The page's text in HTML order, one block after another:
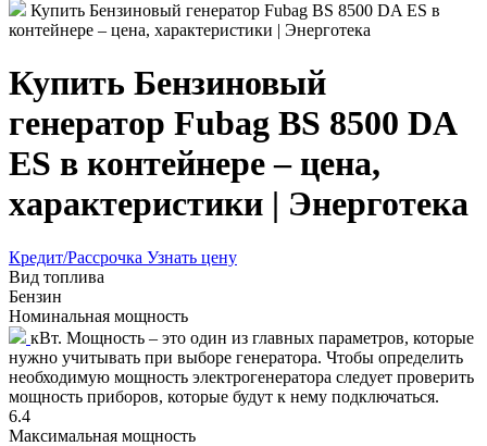
Купить Бензиновый генератор Fubag BS 8500 DA ES в
контейнере – цена, характеристики | Энерготека
Купить Бензиновый
генератор Fubag BS 8500 DA
ES в контейнере – цена,
характеристики | Энерготека
Кредит/Рассрочка Узнать цену
Вид топлива
Бензин
Номинальная мощность
кВт. Мощность – это один из главных параметров, которые
нужно учитывать при выборе генератора. Чтобы определить
необходимую мощность электрогенератора следует проверить
мощность приборов, которые будут к нему подключаться.
6.4
Максимальная мощность